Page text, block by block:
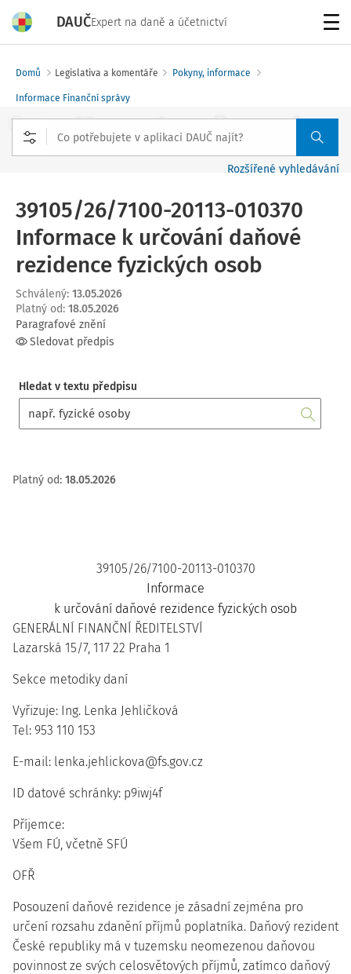
DAUČExpert na daně a účetnictví
Domů Legislativa a komentáře Pokyny, informace
Informace Finanční správy
Rozšířené vyhledávání
39105/26/7100-20113-010370
Informace k určování daňové
rezidence fyzických osob
Schválený: 13.05.2026
Platný od: 18.05.2026
Paragrafové znění
Sledovat předpis
Hledat v textu předpisu
Platný od: 18.05.2026
39105/26/7100-20113-010370
Informace
k určování daňové rezidence fyzických osob
GENERÁLNÍ FINANČNÍ ŘEDITELSTVÍ
Lazarská 15/7, 117 22 Praha 1
Sekce metodiky daní
Vyřizuje: Ing. Lenka Jehličková
Tel: 953 110 153
E-mail: lenka.jehlickova@fs.gov.cz
ID datové schránky: p9iwj4f
Příjemce:
Všem FÚ, včetně SFÚ
OFŘ
Posouzení daňové rezidence je zásadní zejména pro
určení rozsahu zdanění příjmů poplatníka. Daňový rezident
České republiky má v tuzemsku neomezenou daňovou
povinnost ze svých celosvětových příjmů, zatímco daňový